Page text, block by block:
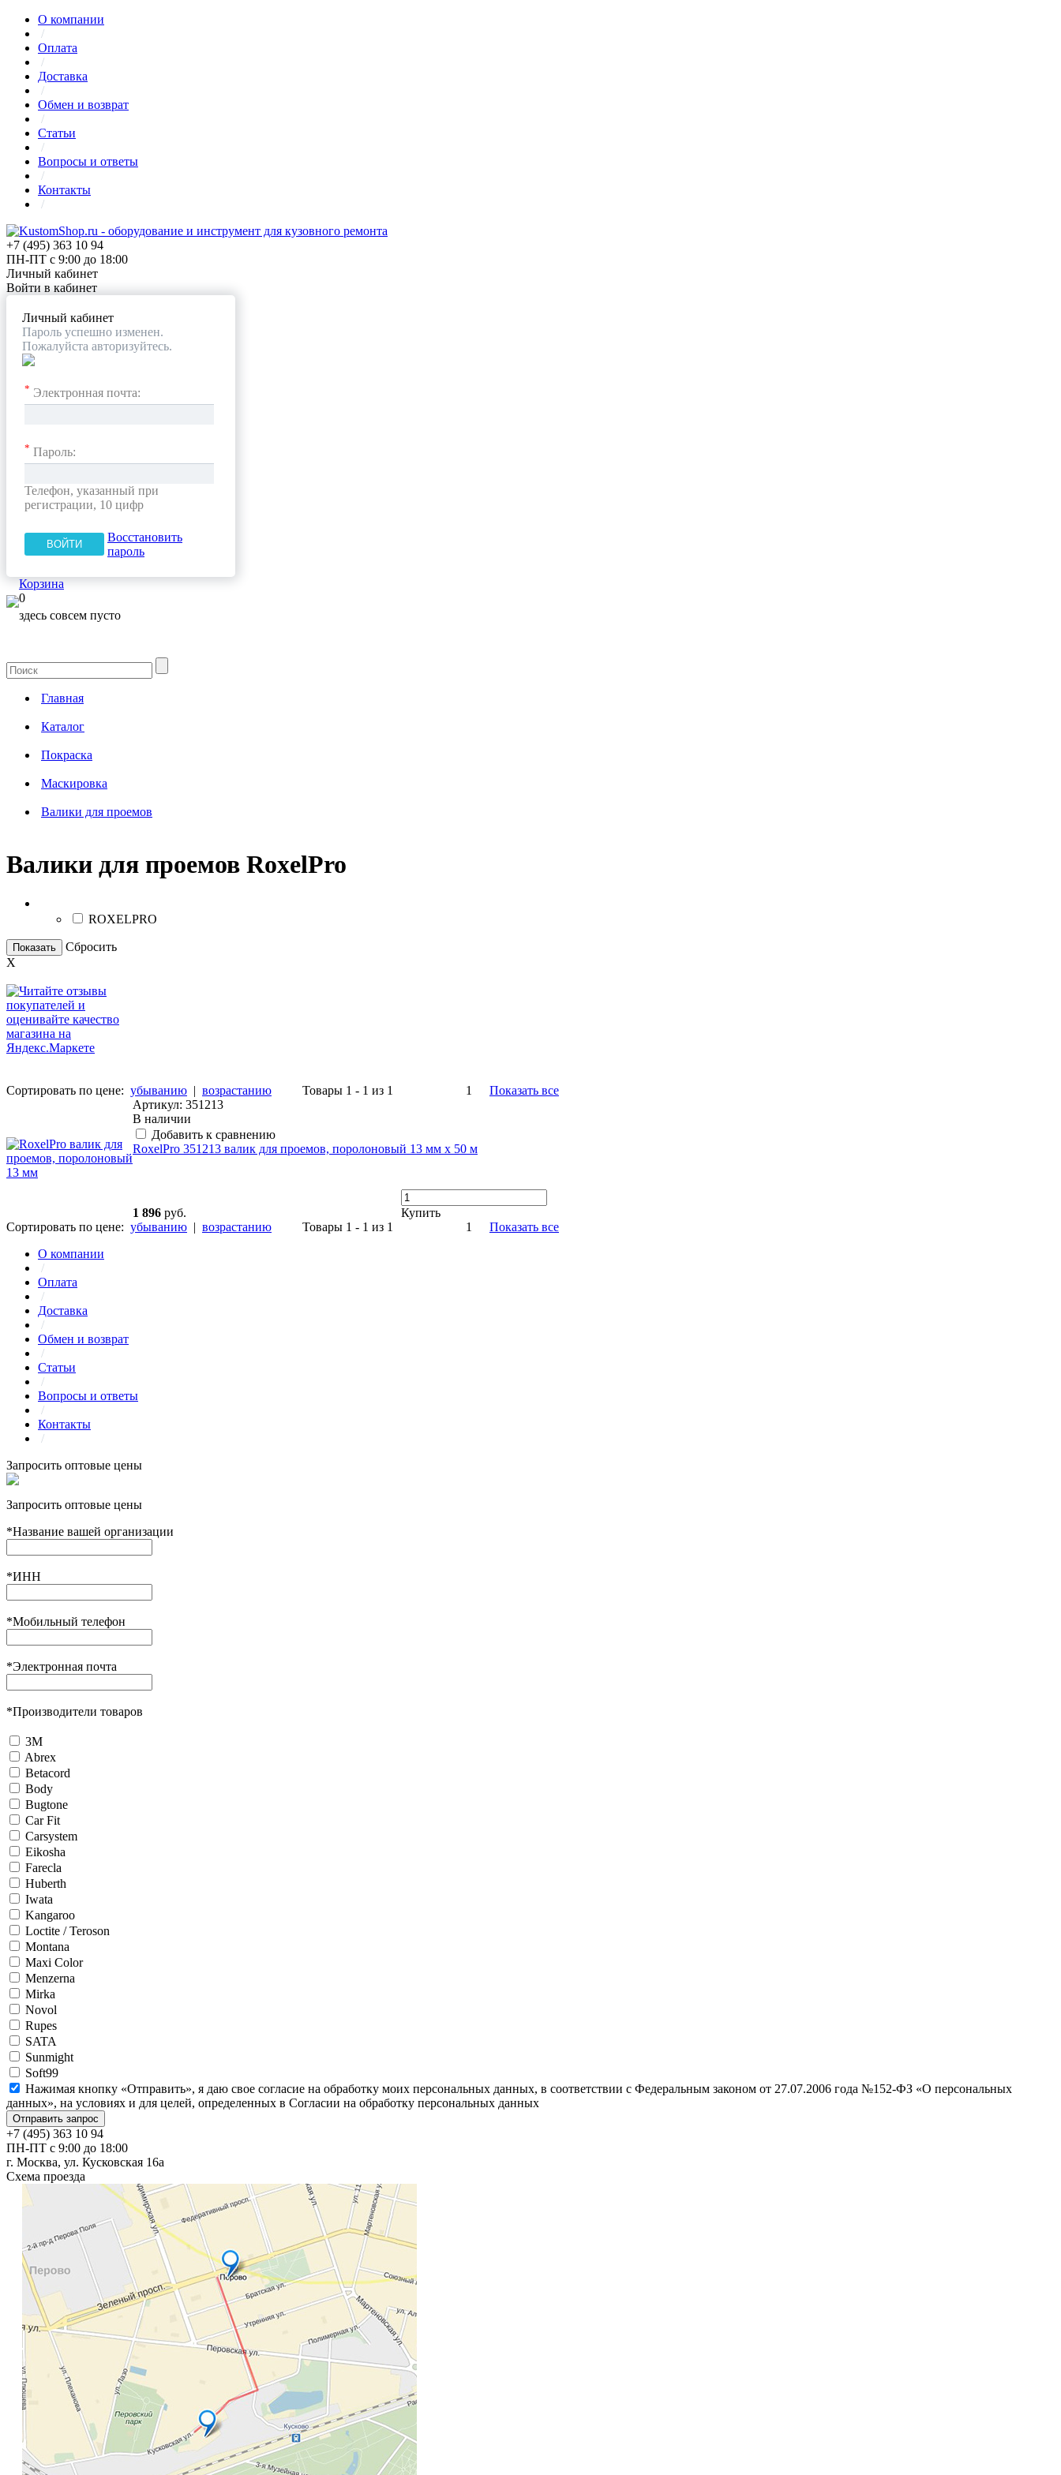
О компании
/
Оплата
/
Доставка
/
Обмен и возврат
/
Статьи
/
Вопросы и ответы
/
Контакты
/
+7 (495) 363 10 94
ПН-ПТ с 9:00 до 18:00
Личный кабинет
Войти в кабинет
Личный кабинет
Пароль успешно изменен.
Пожалуйста авторизуйтесь.
* Электронная почта:
* Пароль:
Телефон, указанный при
регистрации, 10 цифр
Восстановить
пароль
Корзина
0
здесь совсем пусто
Главная
Каталог
Покраска
Маскировка
Валики для проемов
Валики для проемов RoxelPro
ROXELPRO
Показать
Сбросить
X
Сортировать по цене: убыванию | возрастанию Товары 1 - 1 из 1 1
Показать все
Артикул: 351213
В наличии
Добавить к сравнению
RoxelPro 351213 валик для проемов, поролоновый 13 мм х 50 м
1 896 руб.
Купить
Сортировать по цене: убыванию | возрастанию Товары 1 - 1 из 1 1
Показать все
О компании
/
Оплата
/
Доставка
/
Обмен и возврат
/
Статьи
/
Вопросы и ответы
/
Контакты
/
Запросить оптовые цены
Запросить оптовые цены
*Название вашей организации
*ИНН
*Мобильный телефон
*Электронная почта
*Производители товаров
3М
Abrex
Betacord
Body
Bugtone
Car Fit
Carsystem
Eikosha
Farecla
Huberth
Iwata
Kangaroo
Loctite / Teroson
Montana
Maxi Color
Menzerna
Mirka
Novol
Rupes
SATA
Sunmight
Soft99
Нажимая кнопку «Отправить», я даю свое согласие на обработку моих персональных данных, в соответствии с Федеральным законом от 27.07.2006 года №152-ФЗ «О персональных
данных», на условиях и для целей, определенных в Согласии на обработку персональных данных
+7 (495) 363 10 94
ПН-ПТ с 9:00 до 18:00
г. Москва, ул. Кусковская 16а
Схема проезда